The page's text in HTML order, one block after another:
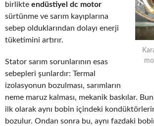
birlikte endüstiyel dc motor
sürtünme ve sarım kayıplarına
sebep olduklarından dolayı enerji
tüketimini artırır.
Stator sarım sorunlarının esas
sebepleri şunlardır: Termal
izolasyonun bozulması, sarımların
neme maruz kalması, mekanik baskılar.
ilk olarak aynı bobin içindeki
bozulur. Ondan sonra bu, aynı fazdaki